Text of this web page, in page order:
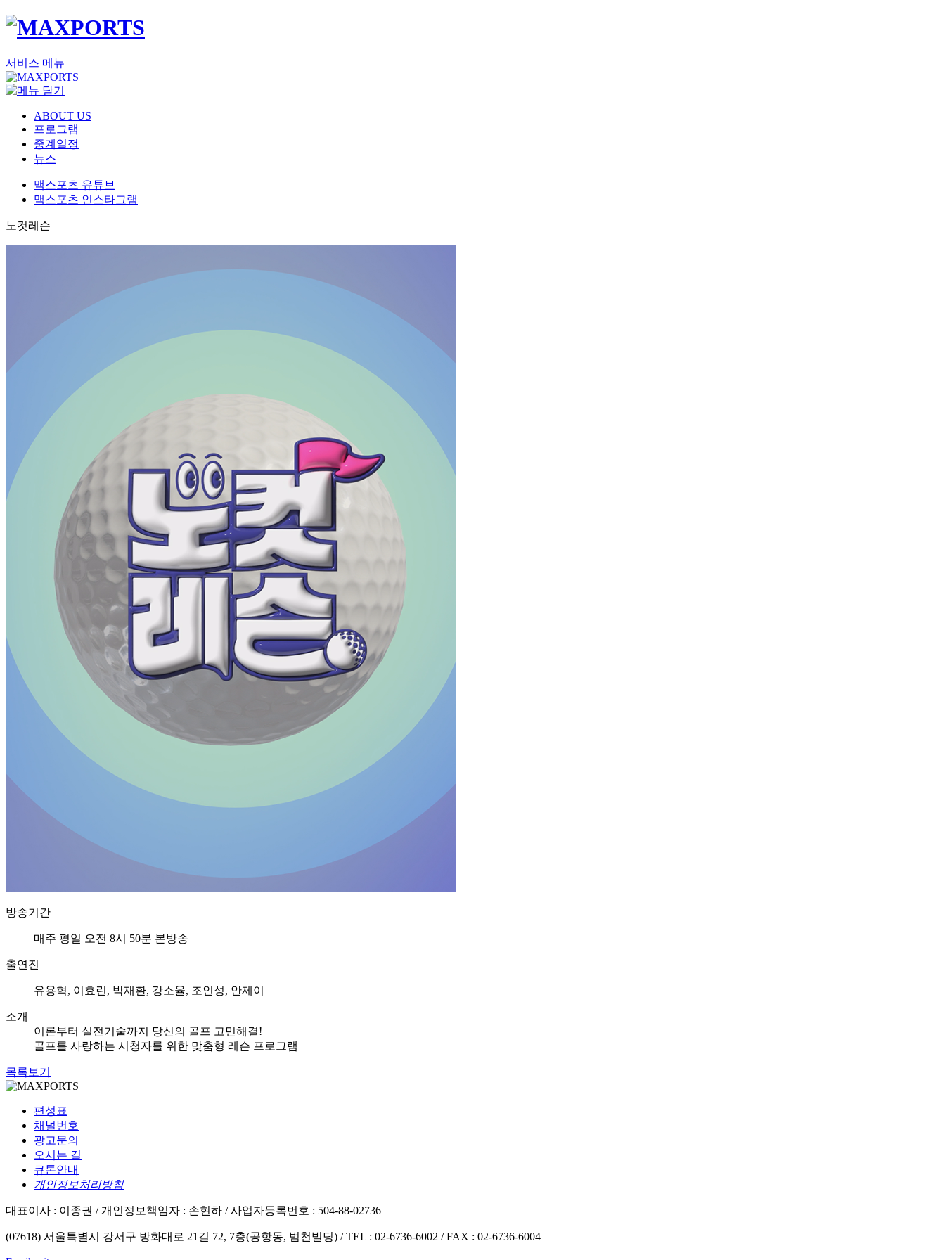
서비스 메뉴
ABOUT US
프로그램
중계일정
뉴스
맥스포츠 유튜브
맥스포츠 인스타그램
노컷레슨
방송기간
매주 평일 오전 8시 50분 본방송
출연진
유용혁, 이효린, 박재환, 강소율, 조인성, 안제이
소개
이론부터 실전기술까지 당신의 골프 고민해결!
골프를 사랑하는 시청자를 위한 맞춤형 레슨 프로그램
목록보기
편성표
채널번호
광고문의
오시는 길
큐톤안내
개인정보처리방침
대표이사 : 이종권 / 개인정보책임자 : 손현하 / 사업자등록번호 : 504-88-02736
(07618) 서울특별시 강서구 방화대로 21길 72, 7층(공항동, 범천빌딩) / TEL : 02-6736-6002 / FAX : 02-6736-6004